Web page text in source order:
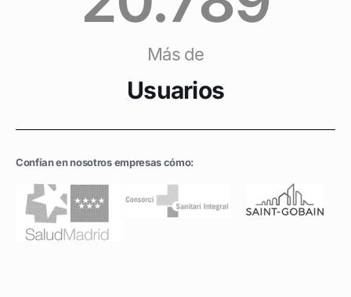
Más de
Usuarios
Confían en nosotros empresas cómo: